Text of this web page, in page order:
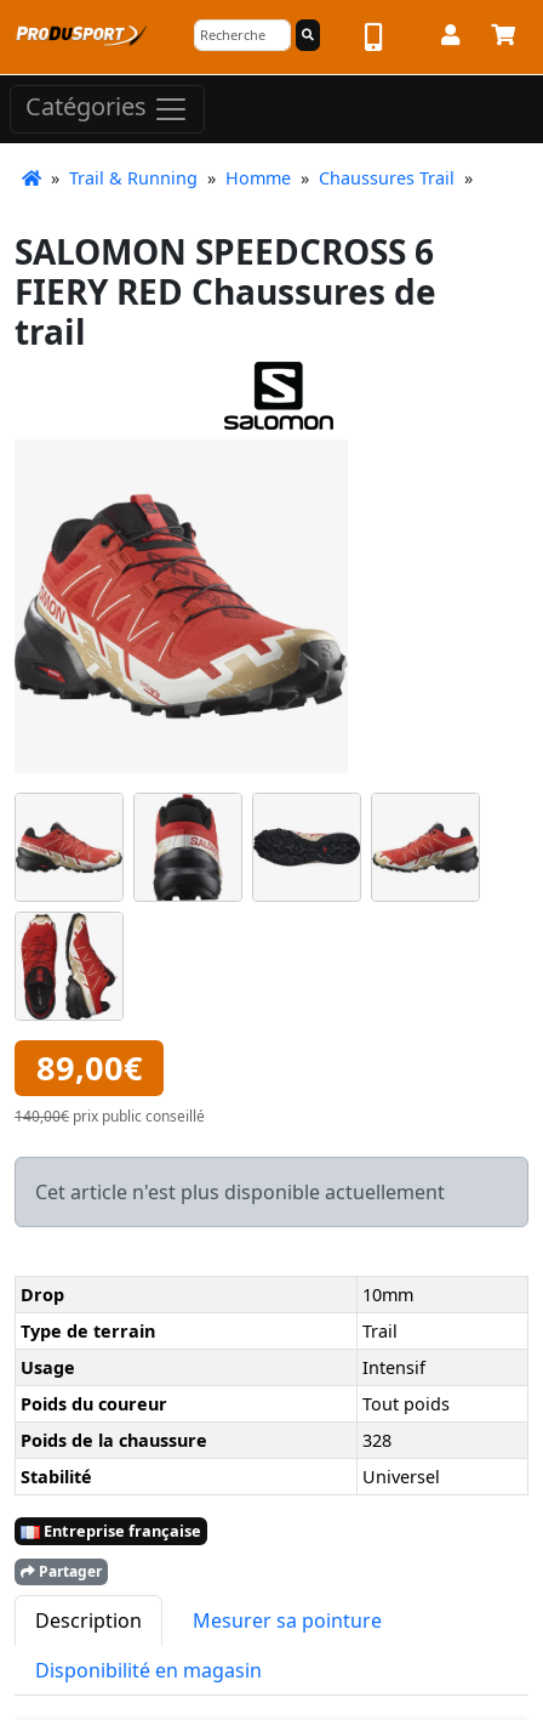
Catégories
» Trail & Running » Homme » Chaussures Trail »
SALOMON SPEEDCROSS 6
FIERY RED Chaussures de
trail
89,00€
140,00€ prix public conseillé
Cet article n'est plus disponible actuellement
Drop
10mm
Type de terrain
Trail
Usage
Intensif
Poids du coureur
Tout poids
Poids de la chaussure
328
Stabilité
Universel
Entreprise française
Partager
Description
Mesurer sa pointure
Disponibilité en magasin